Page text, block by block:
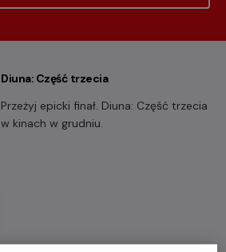
Diuna: Część trzecia
Przeżyj epicki finał. Diuna: Część trzecia
w kinach w grudniu.